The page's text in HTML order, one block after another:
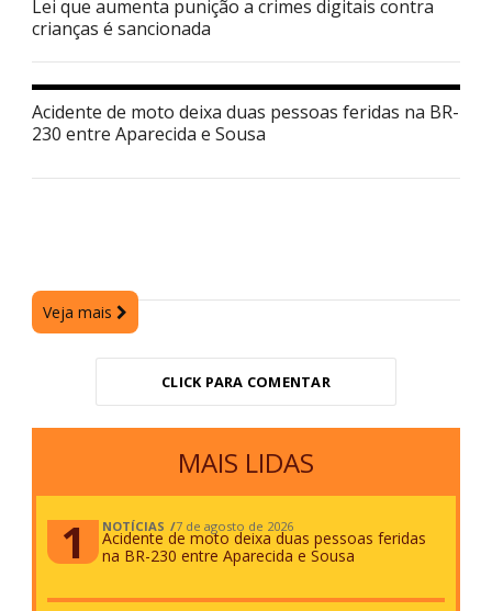
Lei que aumenta punição a crimes digitais contra
crianças é sancionada
Acidente de moto deixa duas pessoas feridas na BR-
230 entre Aparecida e Sousa
Veja mais
CLICK PARA COMENTAR
MAIS LIDAS
NOTÍCIAS 7 de agosto de 2026
Acidente de moto deixa duas pessoas feridas
na BR-230 entre Aparecida e Sousa